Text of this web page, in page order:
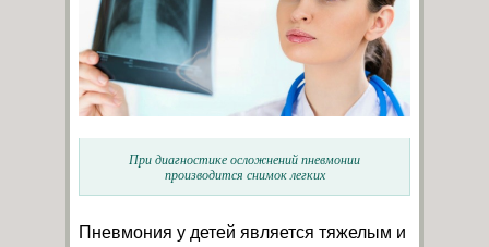
При диагностике осложнений пневмонии
производится снимок легких
Пневмония у детей является тяжелым и